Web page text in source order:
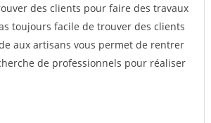
des clients pour faire des travaux
toujours facile de trouver des clients
aux artisans vous permet de rentrer
de professionnels pour réaliser